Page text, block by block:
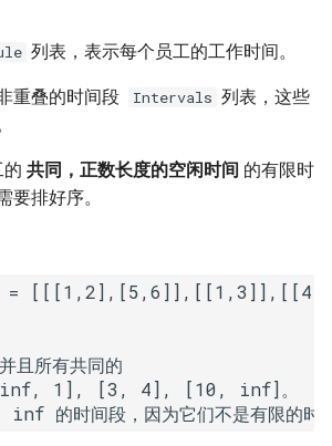
数字
积
字之和
组
节点
列表，表示每个员工的工作时间。
重叠的时间段 Intervals 列表，这些
的 共同，正数长度的空闲时间 的有限时
要排好序。
且所有共同的
[-inf, 1], [3, 4], [10, inf]。